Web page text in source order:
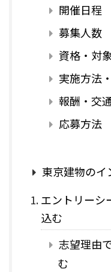
開催日程
募集人数
資格・対
実施方法
報酬・交
応募方法
東京建物のイ
エントリーシ
込む
志望理由
む